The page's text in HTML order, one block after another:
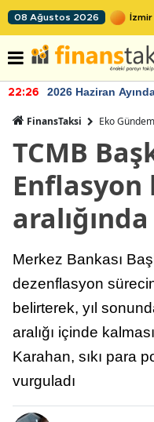
08 Ağustos 2026
22:26 2026 Haziran
FinansTaksi Eko Gündem
TCMB
Enflasyon
Merkez Bankası
dezenflasyon
belirterek, yıl
aralığı içinde
Karahan, sıkı para
vurguladı